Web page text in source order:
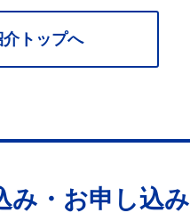
トップへ
み・お申し込み